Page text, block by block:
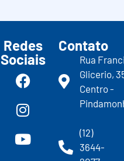
Redes
Sociais
Contato
Rua
Glicerio,
Centro -
(12)
3644-